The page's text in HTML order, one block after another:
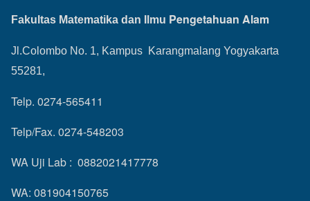
Fakultas Matematika dan Ilmu Pengetahuan Alam
Jl.Colombo No. 1, Kampus Karangmalang Yogyakarta
55281,
Telp. 0274-565411
Telp/Fax. 0274-548203
WA Uji Lab : 0882021417778
WA: 081904150765